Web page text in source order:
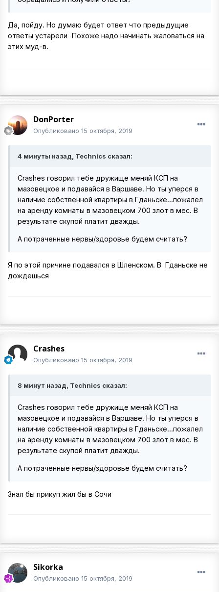
Да, пойду. Но думаю будет ответ что предыдущие
ответы устарели
Похоже надо начинать жаловаться на
этих муд-в.
DonPorter
Опубликовано 15 октября, 2019
4 минуты назад, Technics сказал:
Crashes говорил тебе дружище меняй КСП на
мазовецкое и подавайся в Варшаве. Но ты уперся в
наличие собственной квартиры в Гданьске...пожалел
на аренду комнаты в мазовецком 700 злот в мес. В
результате скупой платит дважды.
А потраченные нервы/здоровье будем считать?
Я по этой причине подавался в Шленском. В Гданьске не
дождешься
Crashes
Опубликовано 15 октября, 2019
8 минут назад, Technics сказал:
Crashes говорил тебе дружище меняй КСП на
мазовецкое и подавайся в Варшаве. Но ты уперся в
наличие собственной квартиры в Гданьске...пожалел
на аренду комнаты в мазовецком 700 злот в мес. В
результате скупой платит дважды.
А потраченные нервы/здоровье будем считать?
Знал бы прикуп жил бы в Сочи
Sikorka
Опубликовано 15 октября, 2019